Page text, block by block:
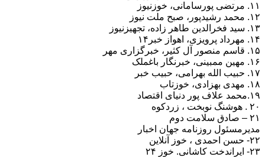
۱۱. مرتضی پورسامانی، خوزنیوز
۱۲. محمد رشیدپور، صبح ملت نیوز
۱۳. سید فخرالدین طاهر زاده، تجهیزنیوز
۱۴. مهرداد پرویزی، اهواز خبر۱۴
۱۵. قاسم منصور آل کثیر، خبرگزاری مهر
۱۶. مهین ممبینی، خبرنگار باغملک
۱۷. حبیب الله بهرامی، حبیب خبر
۱۸. مهدی بهزادی، خوزتاب
۱۹.محمد علاف پور دنیای اقتصاد
۲۰ . هوشنگ نوبخت ، زردکوه
۲۱ – صادق سلامت دوم
مدیرمسئول روزنامه جهان اخبار
۲۲- حسن احمدی ، خوز آنلاین
۲۳- ایراندخت کاشانی. خوز ۲۴